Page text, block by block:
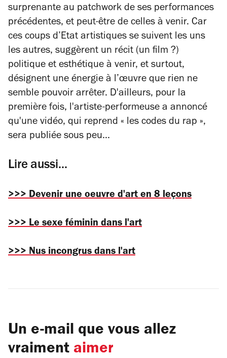
surprenante au patchwork de ses performances
précédentes, et peut-être de celles à venir. Car
ces coups d’Etat artistiques se suivent les uns
les autres, suggèrent un récit (un film ?)
politique et esthétique à venir, et surtout,
désignent une énergie à l’œuvre que rien ne
semble pouvoir arrêter. D'ailleurs, pour la
première fois, l'artiste-performeuse a annoncé
qu'une vidéo, qui reprend « les codes du rap »,
sera publiée sous peu...
Lire aussi...
>>> Devenir une oeuvre d'art en 8 leçons
>>> Le sexe féminin dans l'art
>>> Nus incongrus dans l'art
Un e-mail que vous allez
vraiment aimer